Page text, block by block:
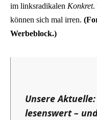
im linksradikalen Konkret.
können sich mal irren.
Werbeblock.)
Unsere
lesenswert –